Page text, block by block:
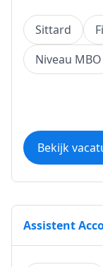
Sittard
Niveau MBO
Bekijk
Assistent